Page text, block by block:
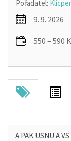
Pořadatel:
9. 9. 2026
550 – 590
A PAK USNU A